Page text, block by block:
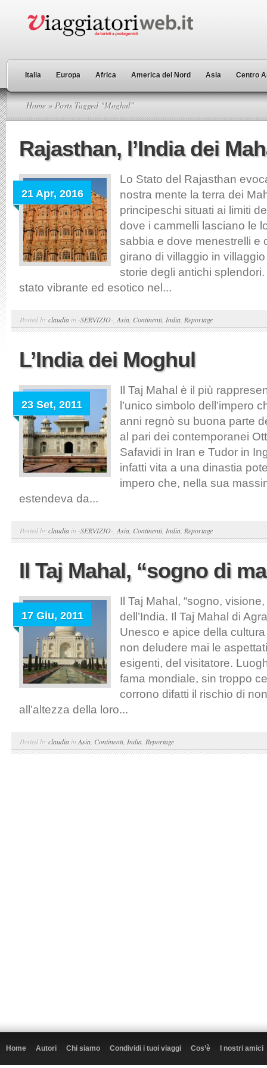
Italia Europa Africa America del Nord Asia Centro
Home » Posts Tagged "Moghul"
Rajasthan, l’India dei
21 Apr, 2016
Lo Stato del Rajasthan
nostra mente la terra dei
principeschi situati ai limiti
dove i cammelli lasciano le
sabbia e dove menestrelli e
girano di villaggio in
storie degli antichi
stato vibrante ed esotico nel...
Posted byclaudia in -SERVIZIO- Asia Continenti, India Reportage
L’India dei Moghul
23 Set, 2011
Il Taj Mahal è il più
l’unico simbolo dell’impero
anni regnò su buona parte
al pari dei contemporanei
Safavidi in Iran e Tudor in
infatti vita a una dinastia
impero che, nella sua
estendeva da...
Posted byclaudia in -SERVIZIO- Asia Continenti, India Reportage
Il Taj Mahal, “sogno di
17 Giu, 2011
Il Taj Mahal, “sogno,
dell’India. Il Taj Mahal di
Unesco e apice della
non deludere mai le
esigenti, del visitatore.
fama mondiale, sin troppo
corrono difatti il rischio di
all’altezza della loro...
Posted byclaudia in Asia Continenti, India Reportage
Home Autori Chi siamo Condividi i tuoi viaggi Cos’è I nostri amici